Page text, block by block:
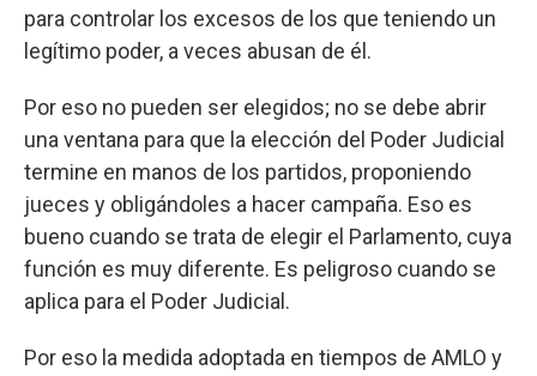
para controlar los excesos de los que teniendo un
legítimo poder, a veces abusan de él.
Por eso no pueden ser elegidos; no se debe abrir
una ventana para que la elección del Poder Judicial
termine en manos de los partidos, proponiendo
jueces y obligándoles a hacer campaña. Eso es
bueno cuando se trata de elegir el Parlamento, cuya
función es muy diferente. Es peligroso cuando se
aplica para el Poder Judicial.
Por eso la medida adoptada en tiempos de AMLO y